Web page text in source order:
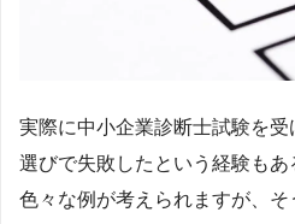
実際に中小企業診断士試験を
選びで失敗したという経験もあ
色々な例が考えられますが、